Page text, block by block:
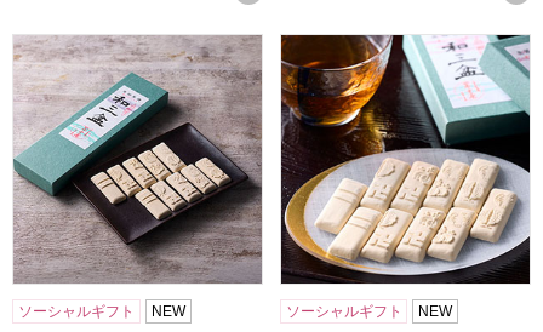
小男鹿本舗 冨士屋 和三盆 長箱【年間ギフト】
ソーシャルギフト NEW
小男鹿本舗 冨士屋 和三盆 小
ソーシャルギフト NEW